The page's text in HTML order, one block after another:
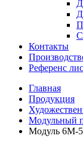
Контакты
Референс
Главная
Продукция
Модульный
Модуль 6М-